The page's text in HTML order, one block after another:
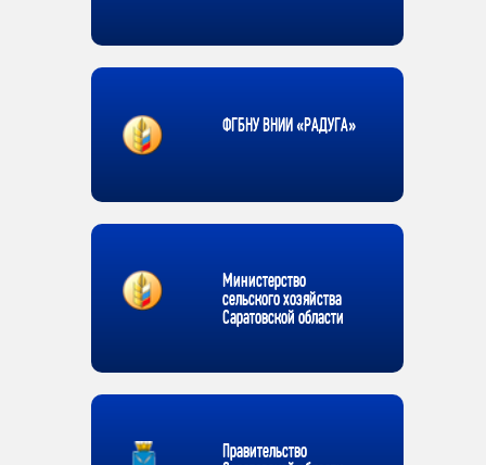
ФГБНУ ВНИИ «РАДУГА»
Министерство
сельского хозяйства
Саратовской области
Правительство